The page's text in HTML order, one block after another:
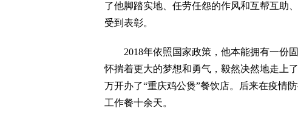
了他脚踏实地、任劳任怨的作风和互帮互助
受到表彰。
2018年依照国家政策，他本能拥有一份固
怀揣着更大的梦想和勇气，毅然决然地走上
万开办了“重庆鸡公煲”餐饮店。后来在疫情
工作餐十余天。